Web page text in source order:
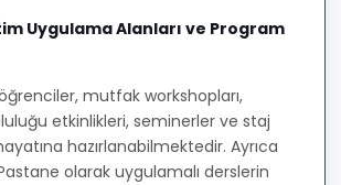
Uygulama Alanları ve Program
mutfak workshopları,
etkinlikleri, seminerler ve staj
hazırlanabilmektedir. Ayrıca
olarak uygulamalı derslerin